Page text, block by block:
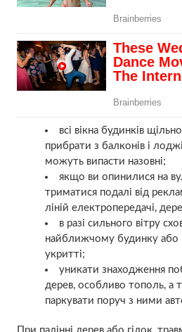
всі вікна будинків
прибрати з балконів і
можуть випасти назовні;
якщо ви опинилися на
триматися подалі від
ліній електропередачі,
в разі сильного вітру
найближчому будинку або
укритті;
уникати знаходження
дерев, особливо тополь, а
паркувати поруч з ними
При падінні дерев або гілок,